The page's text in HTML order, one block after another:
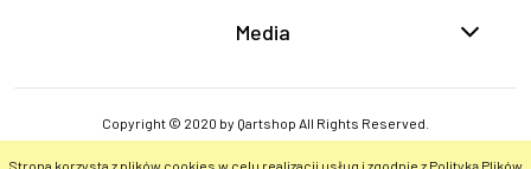
Strona korzysta z plików cookies w celu realizacji usług i zgodnie z Polityką Plików
Media
Copyright © 2020 by Qartshop All Rights Reserved.